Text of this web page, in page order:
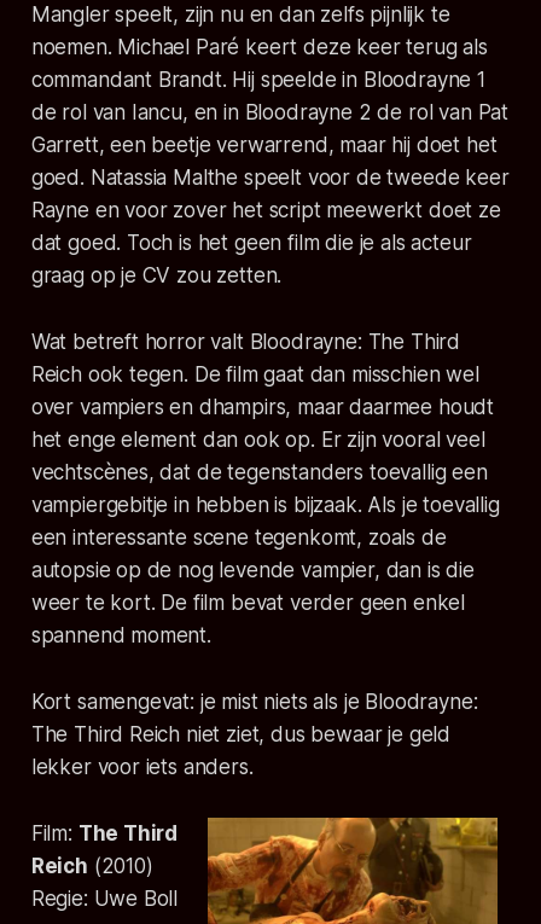
Mangler speelt, zijn nu en dan zelfs pijnlijk te
noemen. Michael Paré keert deze keer terug als
commandant Brandt. Hij speelde in Bloodrayne 1
de rol van Iancu, en in Bloodrayne 2 de rol van Pat
Garrett, een beetje verwarrend, maar hij doet het
goed. Natassia Malthe speelt voor de tweede keer
Rayne en voor zover het script meewerkt doet ze
dat goed. Toch is het geen film die je als acteur
graag op je CV zou zetten.
Wat betreft horror valt Bloodrayne: The Third
Reich ook tegen. De film gaat dan misschien wel
over vampiers en dhampirs, maar daarmee houdt
het enge element dan ook op. Er zijn vooral veel
vechtscènes, dat de tegenstanders toevallig een
vampiergebitje in hebben is bijzaak. Als je toevallig
een interessante scene tegenkomt, zoals de
autopsie op de nog levende vampier, dan is die
weer te kort. De film bevat verder geen enkel
spannend moment.
Kort samengevat: je mist niets als je Bloodrayne:
The Third Reich niet ziet, dus bewaar je geld
lekker voor iets anders.
Film: The Third
Reich (2010)
Regie: Uwe Boll